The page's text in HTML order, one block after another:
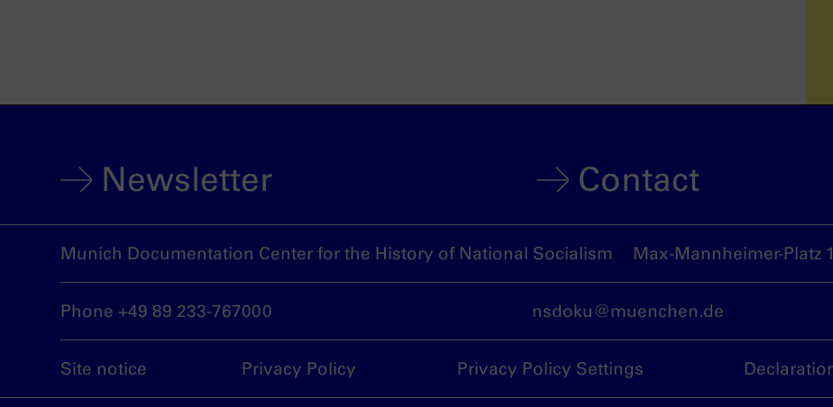
Newsletter Contact
Munich Documentation Center for the History of National Socialism Max-Mannheimer-Platz 1
Phone +49 89 233-767000 nsdoku@muenchen.de
Site notice Privacy Policy Privacy Policy Settings